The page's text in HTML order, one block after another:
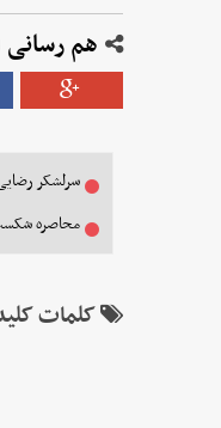
هم رسانی
سرلشکر
محاصره
کلمات